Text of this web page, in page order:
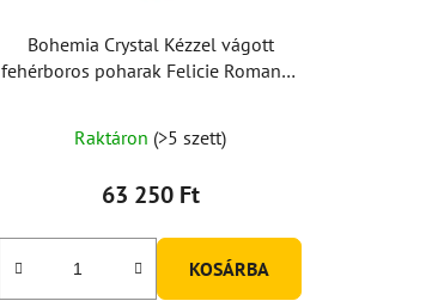
Bohemia Crystal Kézzel vágott
fehérboros poharak Felicie Romantic
Raktáron (>5 szett)
63 250 Ft
KOSÁRBA